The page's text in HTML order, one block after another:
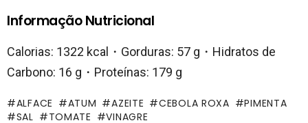
Informação Nutricional
Calorias: 1322 kcal・Gorduras: 57 g・Hidratos de
Carbono: 16 g・Proteínas: 179 g
ALFACE ATUM AZEITE CEBOLA ROXA
PIMENTA
SAL
TOMATE VINAGRE